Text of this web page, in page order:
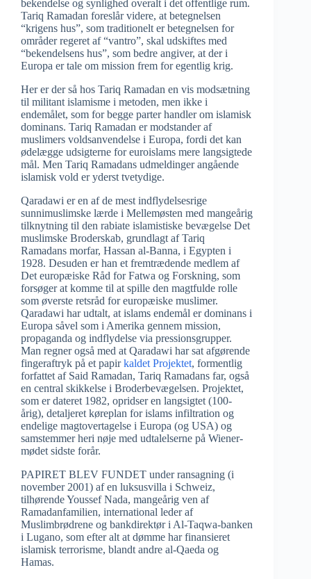
bekendelse og synlighed overalt i det offentlige rum.
Tariq Ramadan foreslår videre, at betegnelsen
“krigens hus”, som traditionelt er betegnelsen for
områder regeret af “vantro”, skal udskiftes med
“bekendelsens hus”, som bedre angiver, at der i
Europa er tale om mission frem for egentlig krig.
Her er der så hos Tariq Ramadan en vis modsætning
til militant islamisme i metoden, men ikke i
endemålet, som for begge parter handler om islamisk
dominans. Tariq Ramadan er modstander af
muslimers voldsanvendelse i Europa, fordi det kan
ødelægge udsigterne for euroislams mere langsigtede
mål. Men Tariq Ramadans udmeldinger angående
islamisk vold er yderst tvetydige.
Qaradawi er en af de mest indflydelsesrige
sunnimuslimske lærde i Mellemøsten med mangeårig
tilknytning til den rabiate islamistiske bevægelse Det
muslimske Broderskab, grundlagt af Tariq
Ramadans morfar, Hassan al-Banna, i Egypten i
1928. Desuden er han et fremtrædende medlem af
Det europæiske Råd for Fatwa og Forskning, som
forsøger at komme til at spille den magtfulde rolle
som øverste retsråd for europæiske muslimer.
Qaradawi har udtalt, at islams endemål er dominans i
Europa såvel som i Amerika gennem mission,
propaganda og indflydelse via pressionsgrupper.
Man regner også med at Qaradawi har sat afgørende
fingeraftryk på et papirkaldet Projektet, formentlig
forfattet af Said Ramadan, Tariq Ramadans far, også
en central skikkelse i Broderbevægelsen. Projektet,
som er dateret 1982, opridser en langsigtet (100-
årig), detaljeret køreplan for islams infiltration og
endelige magtovertagelse i Europa (og USA) og
samstemmer heri nøje med udtalelserne på Wiener-
mødet sidste forår.
PAPIRET BLEV FUNDET under ransagning (i
november 2001) af en luksusvilla i Schweiz,
tilhørende Youssef Nada, mangeårig ven af
Ramadanfamilien, international leder af
Muslimbrødrene og bankdirektør i Al-Taqwa-banken
i Lugano, som efter alt at dømme har finansieret
islamisk terrorisme, blandt andre al-Qaeda og
Hamas.